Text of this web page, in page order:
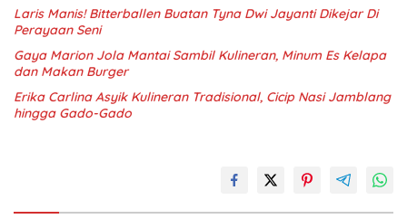
Laris Manis! Bitterballen Buatan Tyna Dwi Jayanti Dikejar Di
Perayaan Seni
Gaya Marion Jola Mantai Sambil Kulineran, Minum Es Kelapa
dan Makan Burger
Erika Carlina Asyik Kulineran Tradisional, Cicip Nasi Jamblang
hingga Gado-Gado